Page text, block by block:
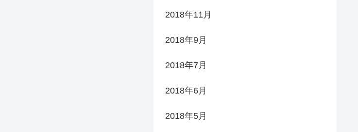
2018年11月
2018年9月
2018年7月
2018年6月
2018年5月